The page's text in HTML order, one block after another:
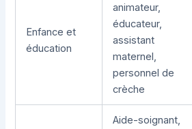
Enfance et
éducation
animateur,
éducateur,
assistant
maternel,
personnel de
crèche
Aide-soignant,